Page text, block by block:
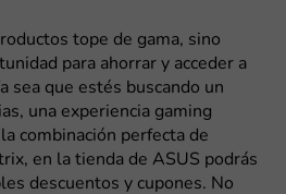
tope de gama, sino
para ahorrar y acceder a
sea que estés buscando un
una experiencia gaming
combinación perfecta de
en la tienda de ASUS podrás
descuentos y cupones. No